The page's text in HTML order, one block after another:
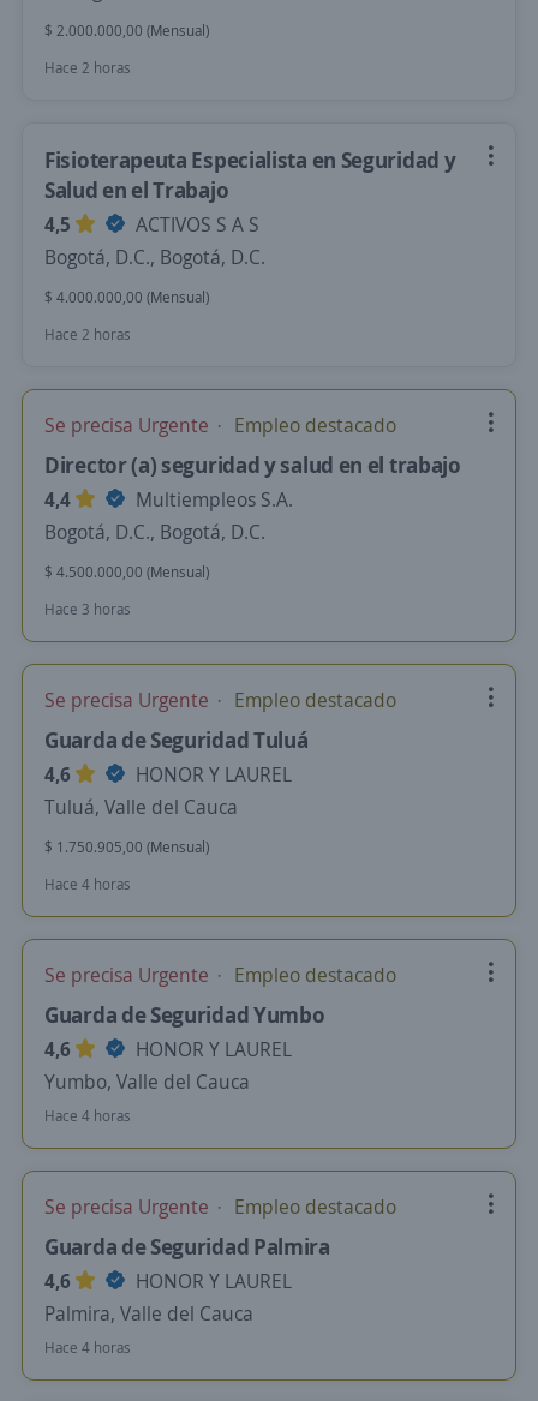
$ 2.000.000,00 (Mensual)
Hace 2 horas
Fisioterapeuta Especialista en Seguridad y
Salud en el Trabajo
4,5
ACTIVOS S A S
Bogotá, D.C., Bogotá, D.C.
$ 4.000.000,00 (Mensual)
Hace 2 horas
Se precisa Urgente Empleo destacado
Director (a) seguridad y salud en el trabajo
4,4
Multiempleos S.A.
Bogotá, D.C., Bogotá, D.C.
$ 4.500.000,00 (Mensual)
Hace 3 horas
Se precisa Urgente Empleo destacado
Guarda de Seguridad Tuluá
4,6
HONOR Y LAUREL
Tuluá, Valle del Cauca
$ 1.750.905,00 (Mensual)
Hace 4 horas
Se precisa Urgente Empleo destacado
Guarda de Seguridad Yumbo
4,6
HONOR Y LAUREL
Yumbo, Valle del Cauca
Hace 4 horas
Se precisa Urgente Empleo destacado
Guarda de Seguridad Palmira
4,6
HONOR Y LAUREL
Palmira, Valle del Cauca
Hace 4 horas